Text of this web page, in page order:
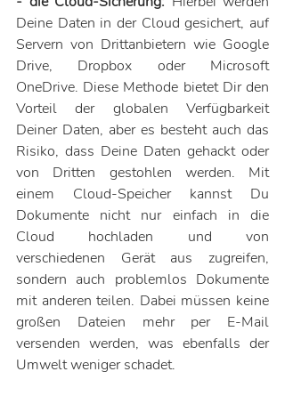
Deine Daten in der Cloud gesichert, auf
Servern von Drittanbietern wie Google
Drive, Dropbox oder Microsoft
OneDrive. Diese Methode bietet Dir den
Vorteil der globalen Verfügbarkeit
Deiner Daten, aber es besteht auch das
Risiko, dass Deine Daten gehackt oder
von Dritten gestohlen werden. Mit
einem Cloud-Speicher kannst Du
Dokumente nicht nur einfach in die
Cloud hochladen und von
verschiedenen Gerät aus zugreifen,
sondern auch problemlos Dokumente
mit anderen teilen. Dabei müssen keine
großen Dateien mehr per E-Mail
versenden werden, was ebenfalls der
Umwelt weniger schadet.